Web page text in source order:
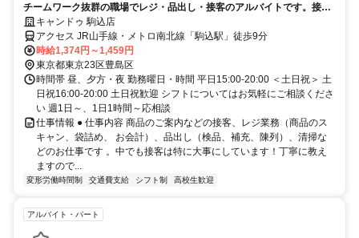
チームワーク抜群の職場でレジ・品出し・接客のアルバイトです。接客
スキルが身に付くお仕事♪
キャンドゥ 駒込店
アクセス JR山手線・メトロ南北線「駒込駅」徒歩9分
時給1,374円～1,459円
東京都東京23区豊島区
時間帯 昼、夕方・夜 勤務曜日・時間 平日15:00-20:00 ＜土日祝＞ 土
日祝16:00-20:00 土日祝歓迎 シフトについてはお気軽にご相談くださ
い 週1日～、1日1時間～応相談
仕事情報 ● 仕事内容 商品のご案内などの接客、レジ業務（商品のス
キャン、袋詰め、 お会計）、品出し（検品、補充、陳列）、清掃な
どのお仕事です 。中でも接客は特に大事にしています！丁寧に教え
ますので...
変形労働時間制 交通費支給 シフト制 高校生歓迎
アルバイト・パート